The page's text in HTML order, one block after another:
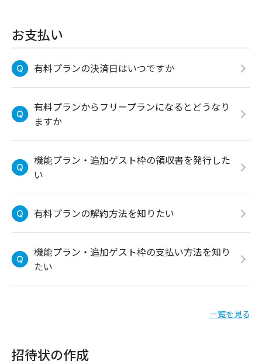
お支払い
有料プランの決済日はいつですか
有料プランからフリープランになるとどうなり
ますか
機能プラン・追加ゲスト枠の領収書を発行した
い
有料プランの解約方法を知りたい
機能プラン・追加ゲスト枠の支払い方法を知り
たい
一覧を見る
招待状の作成